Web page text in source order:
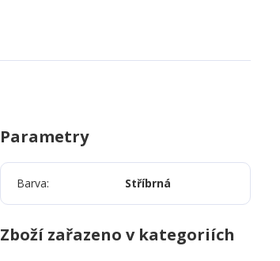
Parametry
Barva Stříbrná
Zboží zařazeno v kategoriích